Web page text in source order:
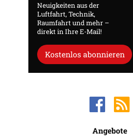
Neuigkeiten aus der
Luftfahrt, Technik,
Raumfahrt und mehr –
direkt in Ihre E-Mail!
Kostenlos abonnieren
Angebote